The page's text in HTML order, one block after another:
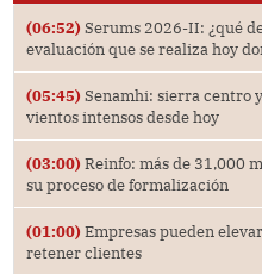
(06:52) Serums 2026-II: ¿qué
evaluación que se realiza hoy
(05:45) Senamhi: sierra centro
vientos intensos desde hoy
(03:00) Reinfo: más de 31,000
su proceso de formalización
(01:00) Empresas pueden
retener clientes